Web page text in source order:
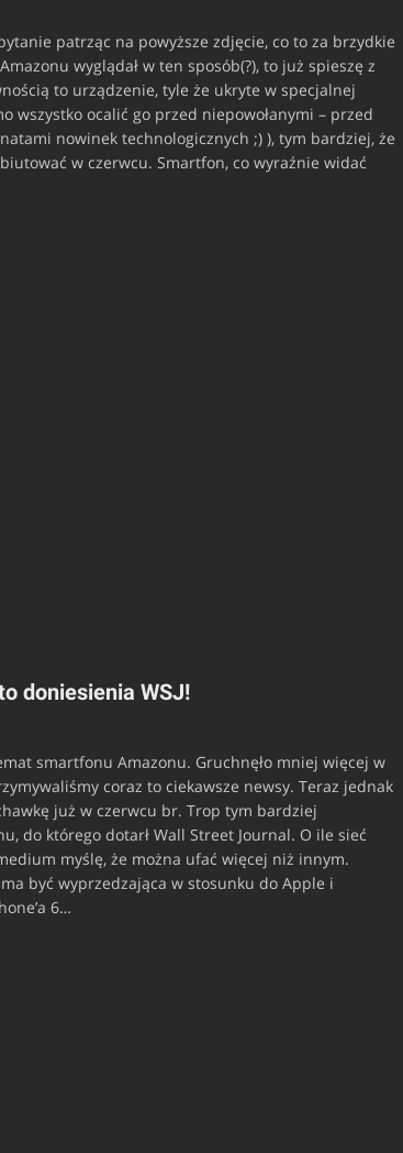
patrząc na powyższe zdjęcie, co to za brzydkie
wyglądał w ten sposób(?), to już spieszę z
to urządzenie, tyle że ukryte w specjalnej
wszystko ocalić go przed niepowołanymi – przed
nowinek technologicznych ;) ), tym bardziej, że
w czerwcu. Smartfon, co wyraźnie widać
doniesienia WSJ!
smartfonu Amazonu. Gruchnęło mniej więcej w
coraz to ciekawsze newsy. Teraz jednak
już w czerwcu br. Trop tym bardziej
do którego dotarł Wall Street Journal. O ile sieć
myślę, że można ufać więcej niż innym.
być wyprzedzająca w stosunku do Apple i
6…